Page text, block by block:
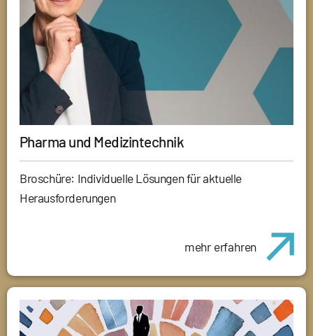
Pharma und Medizintechnik
Broschüre: Individuelle Lösungen für aktuelle
Herausforderungen
mehr erfahren